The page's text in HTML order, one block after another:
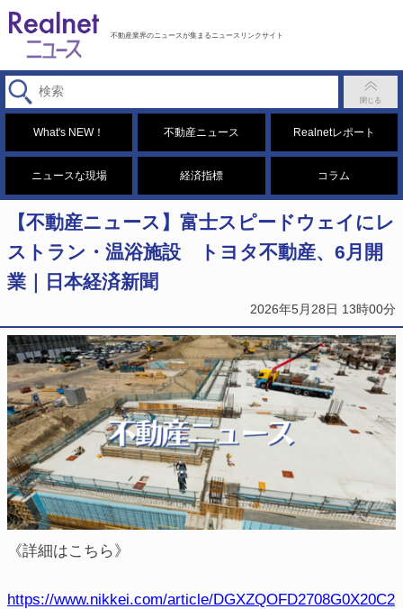
不動産業界のニュースが集まるニュースリンクサイト
What's NEW！ 不動産ニュース Realnetレポート
ニュースな現場 経済指標 コラム
【不動産ニュース】富士スピードウェイにレ
ストラン・温浴施設 トヨタ不動産、6月開
業｜日本経済新聞
2026年5月28日 13時00分
《詳細はこちら》
https://www.nikkei.com/article/DGXZQOFD2708G0X20C2